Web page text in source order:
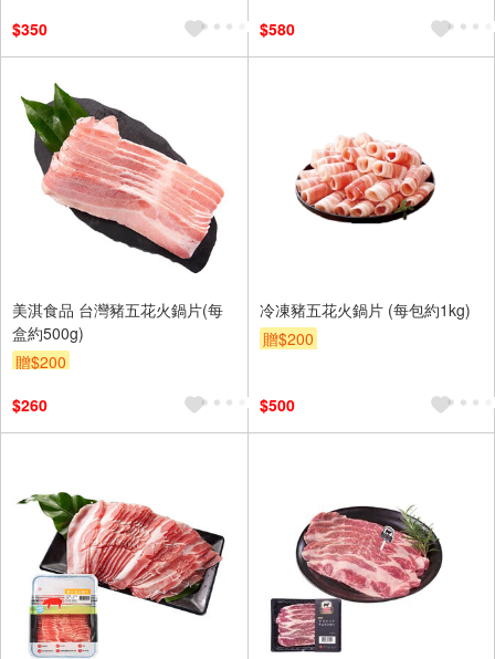
$350
$580
美淇食品 台灣豬五花火鍋片(每
盒約500g)
贈$200
$260
冷凍豬五花火鍋片 (每包約1kg)
贈$200
$500